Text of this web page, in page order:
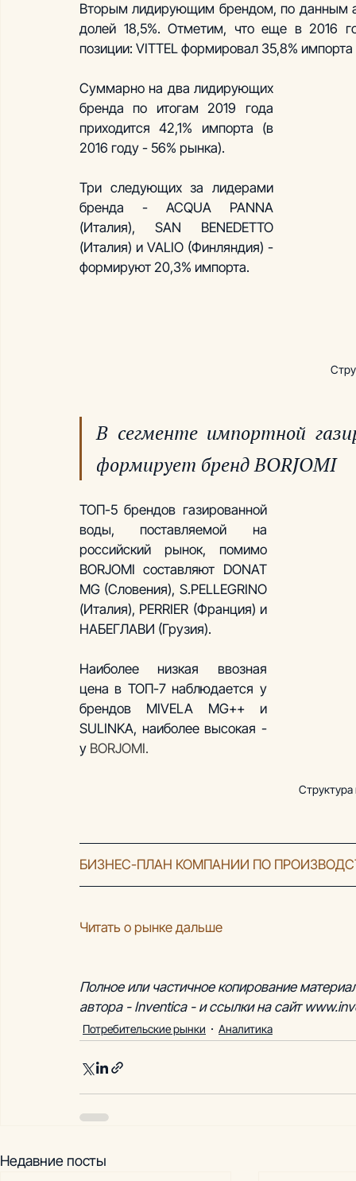
Вторым лидирующим брендом, по данным
долей 18,5%. Отметим, что еще в 2016
позиции: VITTEL формировал 35,8%
Суммарно на два лидирующих
бренда по итогам 2019 года
приходится 42,1% импорта (в
2016 году - 56% рынка).
Три следующих за лидерами
бренда - ACQUA PANNA
(Италия), SAN BENEDETTO
(Италия) и VALIO (Финляндия) -
формируют 20,3% импорта.
В сегменте импортной
формирует бренд BORJOMI
ТОП-5 брендов газированной
воды, поставляемой на
российский рынок, помимо
BORJOMI составляют DONAT
MG (Словения), S.PELLEGRINO
(Италия), PERRIER (Франция) и
НАБЕГЛАВИ (Грузия).
Наиболее низкая ввозная
цена в ТОП-7 наблюдается у
брендов MIVELA MG++ и
SULINKA, наиболее высокая -
у BORJOMI.
БИЗНЕС-ПЛАН КОМПАНИИ ПО
Читать о рынке дальше
Полное или частичное копирование
автора - Inventica - и ссылки на сайт
Потребительские рынки Аналитика
Недавние посты